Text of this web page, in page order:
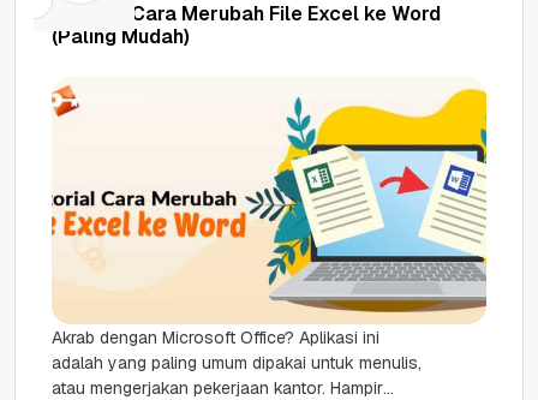
Tutorial Cara Merubah File Excel ke Word
(Paling Mudah)
Akrab dengan Microsoft Office? Aplikasi ini
adalah yang paling umum dipakai untuk menulis,
atau mengerjakan pekerjaan kantor. Hampir